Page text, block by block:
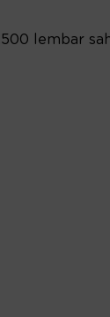
lembar